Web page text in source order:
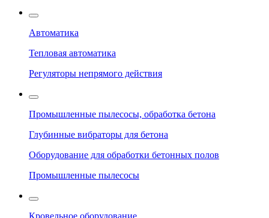
Автоматика
Тепловая автоматика
Регуляторы непрямого действия
Промышленные пылесосы, обработка бетона
Глубинные вибраторы для бетона
Оборудование для обработки бетонных полов
Промышленные пылесосы
Кровельное оборудование